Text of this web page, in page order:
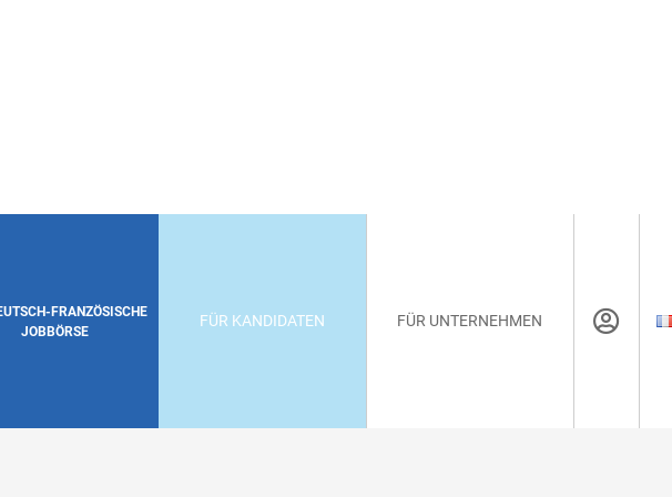
FRANZÖSISCHE
JOBBÖRSE
FÜR KANDIDATEN FÜR UNTERNEHMEN